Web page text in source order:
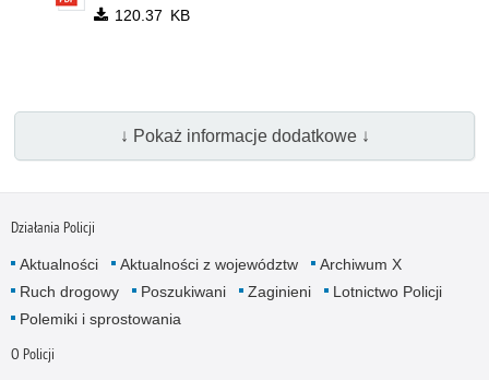
120.37 KB
↓ Pokaż informacje dodatkowe ↓
Działania Policji
Aktualności Aktualności z województw
Archiwum X
Ruch drogowy
Poszukiwani Zaginieni
Lotnictwo Policji
Polemiki i sprostowania
O Policji